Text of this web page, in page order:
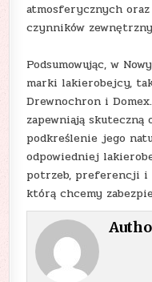
atmosferycznych
czynników
Podsumowując, w
marki lakierobejcy,
Drewnochron i
zapewniają skuteczną
podkreślenie jego
odpowiedniej
potrzeb, preferencji i
którą chcemy